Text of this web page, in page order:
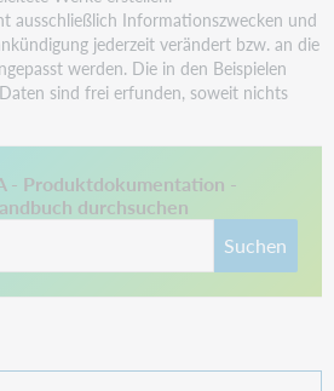
ausschließlich Informationszwecken und
jederzeit verändert bzw. an die
werden. Die in den Beispielen
sind frei erfunden, soweit nichts
- Produktdokumentation -
durchsuchen
Suchen
tab.